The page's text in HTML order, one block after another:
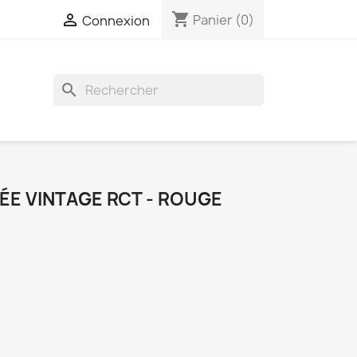
 Connexion shopping_cart Panier (0)
search
VINTAGE RCT - ROUGE